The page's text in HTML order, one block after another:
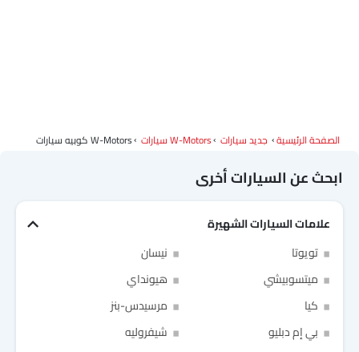
الصفحة الرئيسية جديد سيارات W-Motors سيارات W-Motors كوبيه سيارات
ابحث عن السيارات أخرى
علامات السيارات الشهيرة
تويوتا
نيسان
ميتسوبيشي
هيونداي
كيا
مرسيدس-بنز
بي إم دبليو
شيفروليه
Link Your Facebook Account